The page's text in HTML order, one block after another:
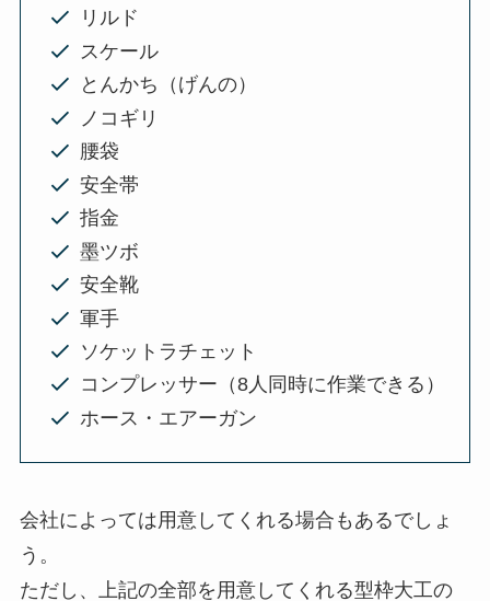
リルド
スケール
とんかち（げんの）
ノコギリ
腰袋
安全帯
指金
墨ツボ
安全靴
軍手
ソケットラチェット
コンプレッサー（8人同時に作業できる）
ホース・エアーガン
会社によっては用意してくれる場合もあるでしょ
う。
ただし、上記の全部を用意してくれる型枠大工の